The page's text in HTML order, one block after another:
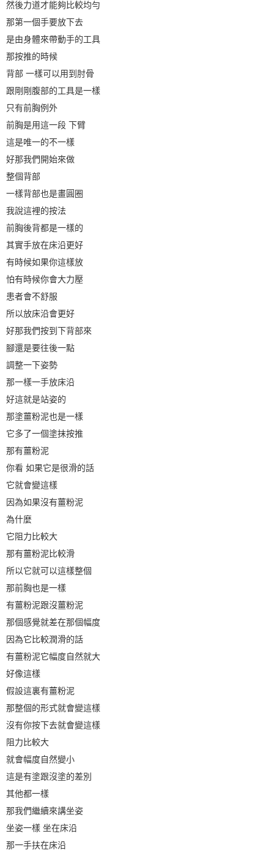
然後力道才能夠比較均勻
那第一個手要放下去
是由身體來帶動手的工具
那按推的時候
背部 一樣可以用到肘骨
跟剛剛腹部的工具是一樣
只有前胸例外
前胸是用這一段 下臂
這是唯一的不一樣
好那我們開始來做
整個背部
一樣背部也是畫圓圈
我說這裡的按法
前胸後背都是一樣的
其實手放在床沿更好
有時候如果你這樣放
怕有時候你會大力壓
患者會不舒服
所以放床沿會更好
好那我們按到下背部來
腳還是要往後一點
調整一下姿勢
那一樣一手放床沿
好這就是站姿的
那塗薑粉泥也是一樣
它多了一個塗抹按推
那有薑粉泥
你看 如果它是很滑的話
它就會變這樣
因為如果沒有薑粉泥
為什麼
它阻力比較大
那有薑粉泥比較滑
所以它就可以這樣整個
那前胸也是一樣
有薑粉泥跟沒薑粉泥
那個感覺就差在那個幅度
因為它比較潤滑的話
有薑粉泥它幅度自然就大
好像這樣
假設這裏有薑粉泥
那整個的形式就會變這樣
沒有你按下去就會變這樣
阻力比較大
就會幅度自然變小
這是有塗跟沒塗的差別
其他都一樣
那我們繼續來講坐姿
坐姿一樣 坐在床沿
那一手扶在床沿